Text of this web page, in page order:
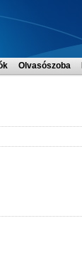
Olvasószoba